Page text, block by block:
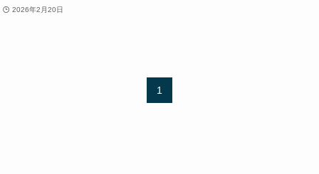
2026年2月20日
1